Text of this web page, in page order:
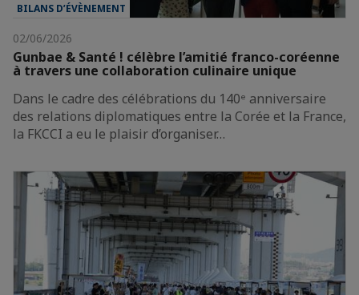
BILANS D’ÉVÈNEMENT
02/06/2026
Gunbae & Santé ! célèbre l’amitié franco-coréenne
à travers une collaboration culinaire unique
Dans le cadre des célébrations du 140ᵉ anniversaire
des relations diplomatiques entre la Corée et la France,
la FKCCI a eu le plaisir d’organiser…